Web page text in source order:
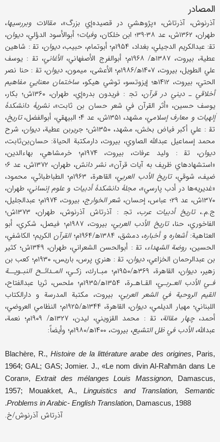
المصادر
آذرنوش، آذرتاش، «پژوهشي در قصيده‌إي بزرگ»، مقالات وبررسيها،
طهران، ۱۳۶۲ش، عد ۳۸-۳۹؛ ابن خلكان،
وفيات؛ أبوالأسود الدؤلي،ديوان،
تق‍‌: عبدالكريم الدجيلي، بغداد، ۱۹۵۴م؛ أبوتمام، حبيب،
ديوان، تق‍ : شاهين
عطية، بيروت، ۱۳۸۷ه‍/ ۱۹۶۸م؛ أبوالفرج الأصفهاني،
الأغاني، تق‍ : يوسف
علي الطويل، بيروت، ۱۴۰۷ه‍/۱۹۸۶م؛ الأعشى، ميمون،
ديوان، تق‍ : حنا نصر
الحتي، بيروت، ۱۴۱۲ه‍؛ إيزوتسو، توشي هيكو،
ساختمان معنايي مفاهيم
أخلاقي ـ ديني در قرآن
، تج‍ : فريدون بدره‌إي، طهران، ۱۳۶۰ش؛ بكار،
يوسف حسين، «أثر القرآن في شعر حسان بن ثابت»، نشريۀ دانشكدۀ
إٰلهيات و معارف إسلامي، مشهد، ۱۳۵۱ش، عد ۴؛ البيهقي، أبوالفضل، تاريخ،
تق‍ : علي أكبر فياض بخش، مشهد، ۱۳۵۰ش؛ جرير‌بن عطية،
ديوان، شرح
محمد إسماعيل عبدالله الصاوي، بيروت، دار‌مكتبة الحياة: حسان‌بن‌ثابت،
ديوان
، تق‍ : وليد عرفات، بيروت، ۱۹۷۴م؛ خرمشاهي، بهاء‌الدين،
«استشهادهاي ظريف به آيات قرآن»، نشر دانش
، طهران، ۱۳۷۲ش، عد ۶؛
ضيف، شوقي، تاريخ الأدب العربي
، القاهرة، ۱۹۶۳م؛ الطباطبائي، محمود،
«غديريه‌ها در أدب پارسي»، مجلۀ دانشكدۀ أدبيات و علوم إنساني، طهران،
۱۳۷۰ش، عد ۲۹؛ عباس، إحسان،
شعر الخوارج
، بيروت، ۱۹۷۴م؛ عبدالجليل،
ج.م.،تاريخ أدبيات عرب
، تج‍ : آذرتاش آذرنوش، طهران، ۱۳۷۳ش؛
الفاخوري، حنا، تاريخ الأدب العربي
، بيروت، ۱۹۸۷م؛ فيصل، شكري، أبو
العتاهية:أشعاره و أخباره، دمشق، ۱۳۸۴ه‍/۱۹۶۴م؛ القرآن الكريم؛ الكاشفي،
الحسين،روضة الشهداء
، تق‍ : أبوالحسن الشعراني، طهران، ۱۳۴۹ش؛ كثير
بن عبدالرحمان الخزاعي،ديوان
، تق‍‌ : هنري پرس، باريس، ۱۹۳۰م؛ كعب بن
زهير،ديوان، القاهرة، ۳۶۹ه‍/۱۹۵۰م؛ مبـارك، زكـي،
المـدائـح النبـويــة
فـي‌ الأدب العـربـي، القـاهـرة، ۱۳۵۴ه‍/۱۹۳۵م؛ ملحس، ثريا عبدالفتاح،
القيم الروحية في الشعر العربي، بيروت، مكتبة المدرسة و دار‌الكتاب
اللبناني؛ مهيار الديلمي،ديوان
، القاهرة، ۱۳۴۴ه‍/۱۹۲۵م؛ النظامي العروضي،
أحمد، چهار مقالة
، تق‍ : محمد القزويني، ليدن، ۱۳۲۷ه‍/ ۱۹۰۹م؛ نعمة،
عبدالله،الأدب في ظل التشيع، بيروت، ۱۴۰۰ه‍/۱۹۸۰م؛ وأيضاً:
Blachère, R.,Histoire de la littérature arabe des origines, Paris,
1964; GAL; GAS; Jomier. J., «Le nom divin Al-Raħmān dans Le
Coran», Extrait des mélanges Louis Massignon, Damascus,
1957; Mouakket, A., Linguistics and Translation, Semantic
Problems in Arabic- English Translation, Damascus, 1988.
آذرتاش آذرنوش/خ.